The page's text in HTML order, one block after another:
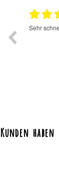
Sehr
Kunden